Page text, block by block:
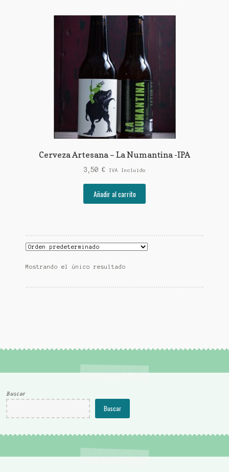
Cerveza Artesana – La Numantina -IPA
3,50 € IVA Incluido
Añadir al carrito
Mostrando el único resultado
Buscar
Buscar